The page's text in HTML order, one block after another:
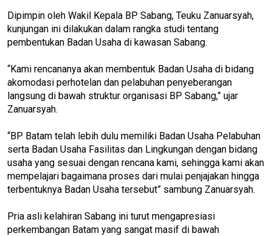
Dipimpin oleh Wakil Kepala BP Sabang, Teuku Zanuarsyah,
kunjungan ini dilakukan dalam rangka studi tentang
pembentukan Badan Usaha di kawasan Sabang.
“Kami rencananya akan membentuk Badan Usaha di bidang
akomodasi perhotelan dan pelabuhan penyeberangan
langsung di bawah struktur organisasi BP Sabang,” ujar
Zanuarsyah.
“BP Batam telah lebih dulu memiliki Badan Usaha Pelabuhan
serta Badan Usaha Fasilitas dan Lingkungan dengan bidang
usaha yang sesuai dengan rencana kami, sehingga kami akan
mempelajari bagaimana proses dari mulai penjajakan hingga
terbentuknya Badan Usaha tersebut” sambung Zanuarsyah.
Pria asli kelahiran Sabang ini turut mengapresiasi
perkembangan Batam yang sangat masif di bawah